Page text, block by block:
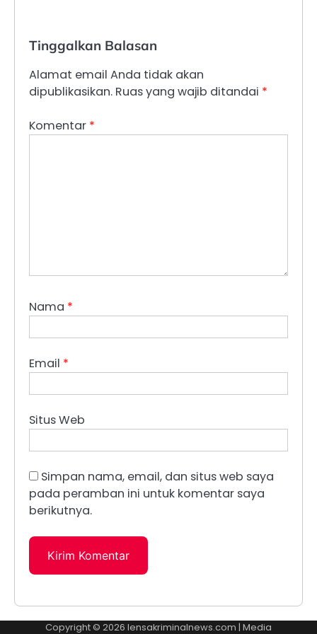
Tinggalkan Balasan
Alamat email Anda tidak akan
dipublikasikan. Ruas yang wajib ditandai *
Komentar *
Nama *
Email *
Situs Web
Simpan nama, email, dan situs web saya
pada peramban ini untuk komentar saya
berikutnya.
Copyright © 2026 lensakriminalnews.com | Media